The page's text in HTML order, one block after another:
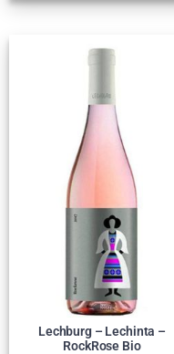
Lechburg – Lechinta –
RockRose Bio